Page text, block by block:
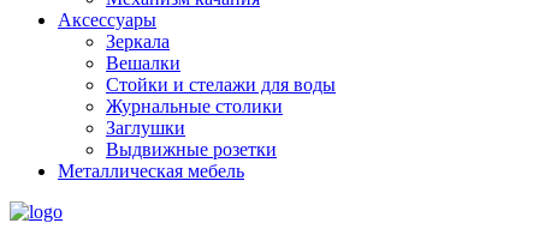
Аксессуары
Зеркала
Вешалки
Стойки и стелажи для воды
Журнальные столики
Заглушки
Выдвижные розетки
Металлическая мебель